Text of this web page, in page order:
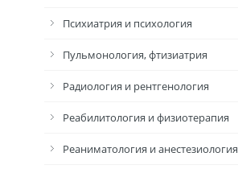
Психиатрия и психология
Пульмонология, фтизиатрия
Радиология и рентгенология
Реабилитология и физиотерапия
Реаниматология и анестезиология